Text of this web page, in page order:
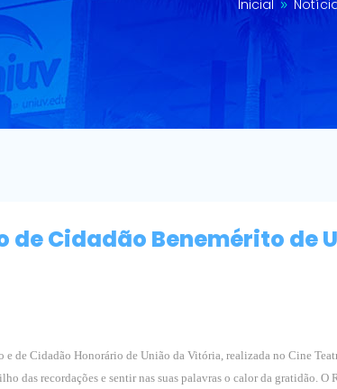
Inicial 9
de Cidadão Benemérito de
de Cidadão Honorário de União da Vitória, realizada no Cine
das recordações e sentir nas suas palavras o calor da gratidão. O